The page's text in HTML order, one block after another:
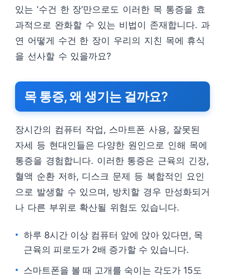
있는 ‘수건 한 장’만으로도 이러한 목 통증을 효
과적으로 완화할 수 있는 비법이 존재합니다. 과
연 어떻게 수건 한 장이 우리의 지친 목에 휴식
을 선사할 수 있을까요?
목 통증, 왜 생기는 걸까요?
장시간의 컴퓨터 작업, 스마트폰 사용, 잘못된
자세 등 현대인들은 다양한 원인으로 인해 목에
통증을 경험합니다. 이러한 통증은 근육의 긴장,
혈액 순환 저하, 디스크 문제 등 복합적인 요인
으로 발생할 수 있으며, 방치할 경우 만성화되거
나 다른 부위로 확산될 위험도 있습니다.
하루 8시간 이상 컴퓨터 앞에 앉아 있다면, 목
근육의 피로도가 2배 증가할 수 있습니다.
스마트폰을 볼 때 고개를 숙이는 각도가 15도